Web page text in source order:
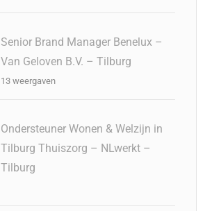
Senior Brand Manager Benelux –
Van Geloven B.V. – Tilburg
13 weergaven
Ondersteuner Wonen & Welzijn in
Tilburg Thuiszorg – NLwerkt –
Tilburg